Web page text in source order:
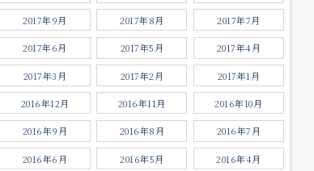
2017年9月 2017年8月 2017年7月
2017年6月 2017年5月 2017年4月
2017年3月 2017年2月 2017年1月
2016年12月 2016年11月 2016年10月
2016年9月 2016年8月 2016年7月
2016年6月 2016年5月 2016年4月